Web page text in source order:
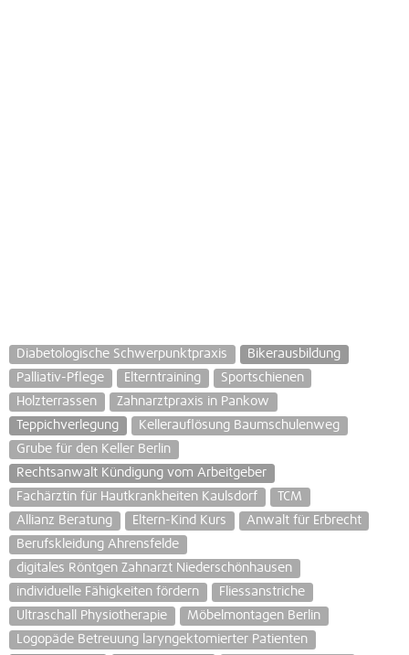
Diabetologische Schwerpunktpraxis
Bikerausbildung
Palliativ-Pflege
Elterntraining
Sportschienen
Holzterrassen
Zahnarztpraxis in Pankow
Teppichverlegung
Kellerauflösung Baumschulenweg
Grube für den Keller Berlin
Rechtsanwalt Kündigung vom Arbeitgeber
Fachärztin für Hautkrankheiten Kaulsdorf
TCM
Allianz Beratung
Eltern-Kind Kurs
Anwalt für Erbrecht
Berufskleidung Ahrensfelde
digitales Röntgen Zahnarzt Niederschönhausen
individuelle Fähigkeiten fördern
Fliessanstriche
Ultraschall Physiotherapie
Möbelmontagen Berlin
Logopäde Betreuung laryngektomierter Patienten